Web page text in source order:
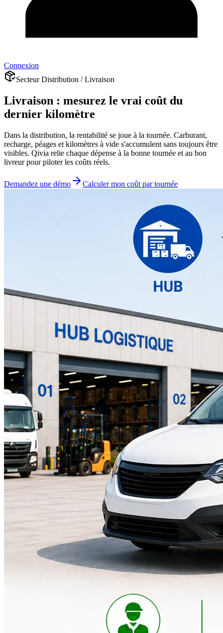
Connexion
Secteur Distribution / Livraison
Livraison : mesurez le vrai coût du
dernier kilomètre
Dans la distribution, la rentabilité se joue à la tournée. Carburant,
recharge, péages et kilomètres à vide s'accumulent sans toujours être
visibles. Qivia relie chaque dépense à la bonne tournée et au bon
livreur pour piloter les coûts réels.
Demandez une démo Calculer mon coût par tournée